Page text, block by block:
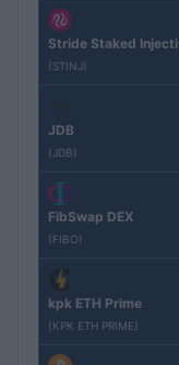
Stride Staked
(STINJ)
JDB
(JDB)
FibSwap DEX
(FIBO)
kpk ETH Prime
(KPK ETH PRIME)